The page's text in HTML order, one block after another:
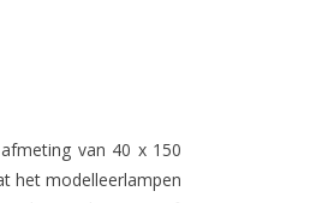
van 40 x 150
het modelleerlampen